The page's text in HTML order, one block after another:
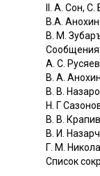
II. А. Сон, С.
B.А.
В. М.
Сообщения
A. С.
B. А.
В. В.
Н. Г
В. В.
В. И.
Г. М.
Список